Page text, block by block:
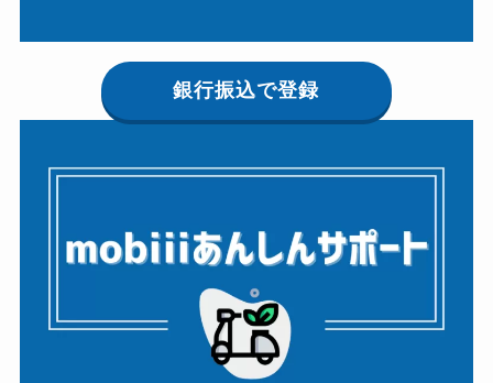
銀行振込で登録